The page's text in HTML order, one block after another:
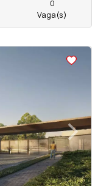
0
Vaga(s)
›
Next